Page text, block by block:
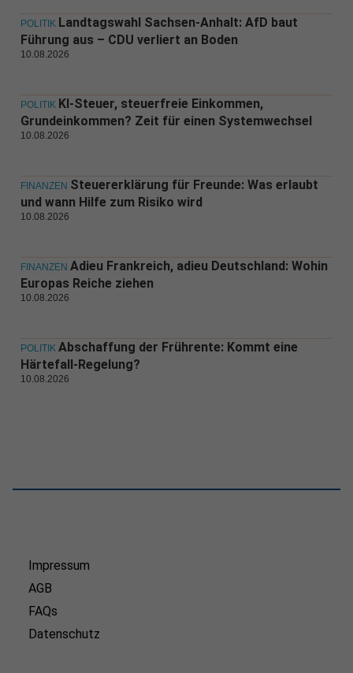
POLITIK Landtagswahl Sachsen-Anhalt: AfD baut
Führung aus – CDU verliert an Boden
10.08.2026
POLITIK KI-Steuer, steuerfreie Einkommen,
Grundeinkommen? Zeit für einen Systemwechsel
10.08.2026
FINANZEN Steuererklärung für Freunde: Was erlaubt
und wann Hilfe zum Risiko wird
10.08.2026
FINANZEN Adieu Frankreich, adieu Deutschland: Wohin
Europas Reiche ziehen
10.08.2026
POLITIK Abschaffung der Frührente: Kommt eine
Härtefall-Regelung?
10.08.2026
Impressum
AGB
FAQs
Datenschutz